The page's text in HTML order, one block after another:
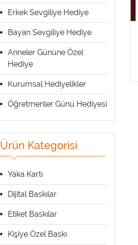
Erkek Sevgiliye Hediye
Bayan Sevgiliye Hediye
Anneler Gününe Özel
Hediye
Kurumsal Hediyelikler
Öğretmenler Günü Hediyesi
Ürün Kategorisi
Yaka Kartı
Dijital Baskılar
Etiket Baskılar
Kişiye Özel Baskı